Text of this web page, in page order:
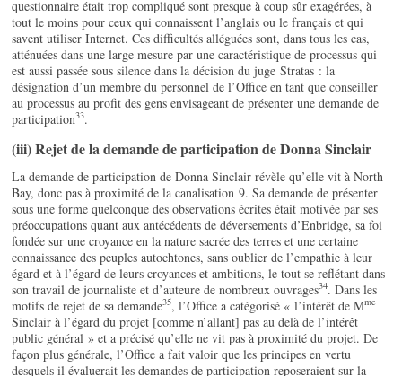
questionnaire était trop compliqué sont presque à coup sûr exagérées, à
tout le moins pour ceux qui connaissent l’anglais ou le français et qui
savent utiliser Internet. Ces difficultés alléguées sont, dans tous les cas,
atténuées dans une large mesure par une caractéristique de processus qui
est aussi passée sous silence dans la décision du juge Stratas : la
désignation d’un membre du personnel de l’Office en tant que conseiller
au processus au profit des gens envisageant de présenter une demande de
participation33.
(iii) Rejet de la demande de participation de Donna Sinclair
La demande de participation de Donna Sinclair révèle qu’elle vit à North
Bay, donc pas à proximité de la canalisation 9. Sa demande de présenter
sous une forme quelconque des observations écrites était motivée par ses
préoccupations quant aux antécédents de déversements d’Enbridge, sa foi
fondée sur une croyance en la nature sacrée des terres et une certaine
connaissance des peuples autochtones, sans oublier de l’empathie à leur
égard et à l’égard de leurs croyances et ambitions, le tout se reflétant dans
son travail de journaliste et d’auteure de nombreux ouvrages34. Dans les
motifs de rejet de sa demande35, l’Office a catégorisé « l’intérêt de Mme
Sinclair à l’égard du projet [comme n’allant] pas au delà de l’intérêt
public général » et a précisé qu’elle ne vit pas à proximité du projet. De
façon plus générale, l’Office a fait valoir que les principes en vertu
desquels il évaluerait les demandes de participation reposeraient sur la